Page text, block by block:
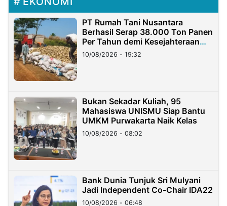
PT Rumah Tani Nusantara
Berhasil Serap 38.000 Ton Panen
Per Tahun demi Kesejahteraan
Petani
10/08/2026 - 19:32
Bukan Sekadar Kuliah, 95
Mahasiswa UNISMU Siap Bantu
UMKM Purwakarta Naik Kelas
10/08/2026 - 08:02
Bank Dunia Tunjuk Sri Mulyani
Jadi Independent Co-Chair IDA22
10/08/2026 - 06:48